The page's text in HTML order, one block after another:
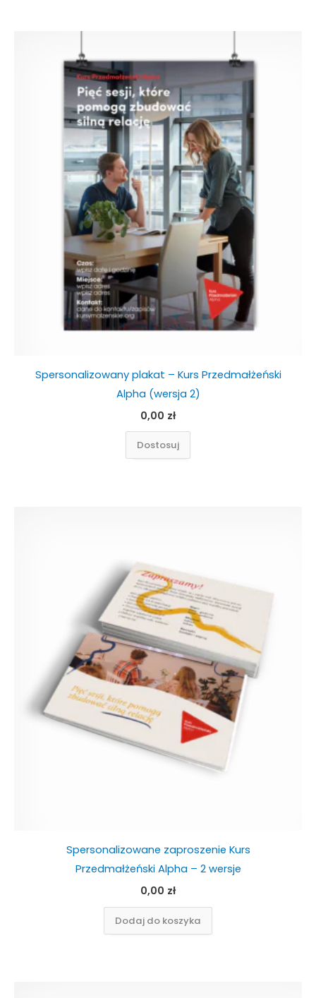
Spersonalizowany plakat – Kurs Przedmałżeński
Alpha (wersja 2)
0,00 zł
Dostosuj
Spersonalizowane zaproszenie Kurs
Przedmałżeński Alpha – 2 wersje
0,00 zł
Dodaj do koszyka